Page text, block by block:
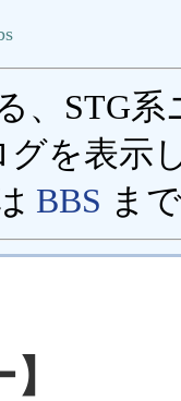
、STG
グを表示
BBS ま